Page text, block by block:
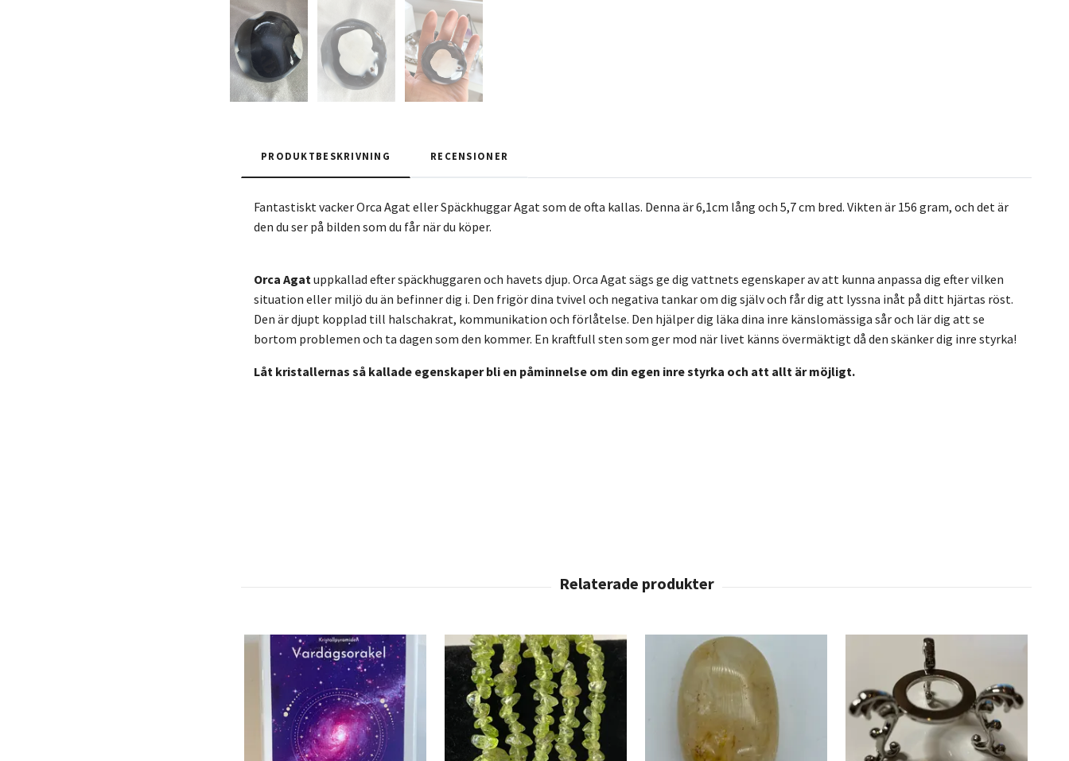
PRODUKTBESKRIVNING RECENSIONER
Fantastiskt vacker Orca Agat eller Späckhuggar Agat som de ofta kallas. Denna är 6,1cm lång och 5,7 cm bred. Vikten är 156 gram, och det är
den du ser på bilden som du får när du köper.
Orca Agat uppkallad efterspäckhuggaren och havets djup. Orca Agat sägs ge dig vattnets egenskaper av att kunna anpassa dig efter vilken
situation eller miljö du än befinner dig i. Den frigör dina tvivel och negativa tankar om dig själv och får dig att lyssna inåt på ditt hjärtas röst.
Den är djupt kopplad till halschakrat, kommunikation och förlåtelse. Den hjälper dig läka dina inre känslomässiga sår och lär dig att se
bortom problemen och ta dagen som den kommer. En kraftfull sten som ger mod när livet känns övermäktigt då den skänker dig inre styrka!
Låt kristallernas så kallade egenskaper bli en påminnelse om din egen inre styrka och att allt är möjligt.